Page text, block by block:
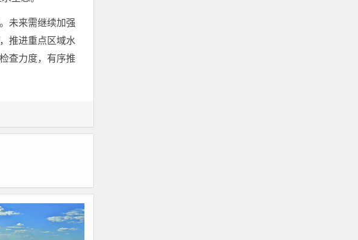
未来需继续加强
推进重点区域水
查力度，有序推